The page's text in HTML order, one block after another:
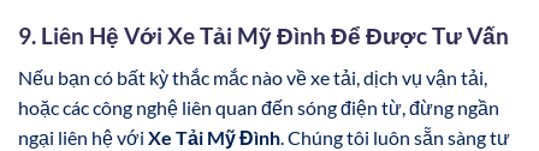
9. Liên Hệ Với Xe Tải Mỹ Đình Để Được Tư Vấn
Nếu bạn có bất kỳ thắc mắc nào về xe tải, dịch vụ vận tải,
hoặc các công nghệ liên quan đến sóng điện từ, đừng ngần
ngại liên hệ với Xe Tải Mỹ Đình. Chúng tôi luôn sẵn sàng tư